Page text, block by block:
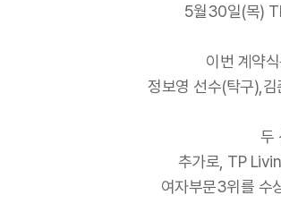
5월30일(목)
이번 계약
정보영 선수(탁구),
두
추가로, TP
여자부문3위를 수